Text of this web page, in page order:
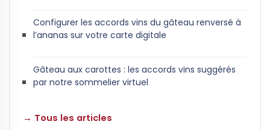
Configurer les accords vins du gâteau renversé à
l’ananas sur votre carte digitale
Gâteau aux carottes : les accords vins suggérés
par notre sommelier virtuel
→ Tous les articles